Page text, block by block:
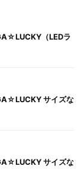
（LEDラ
サイズな
サイズな